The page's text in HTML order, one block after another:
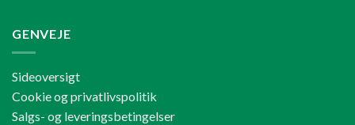
GENVEJE
Sideoversigt
Cookie og privatlivspolitik
Salgs- og leveringsbetingelser